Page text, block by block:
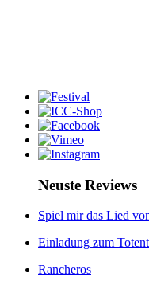
Neuste Reviews
Spiel mir das Lied
Einladung zum
Rancheros